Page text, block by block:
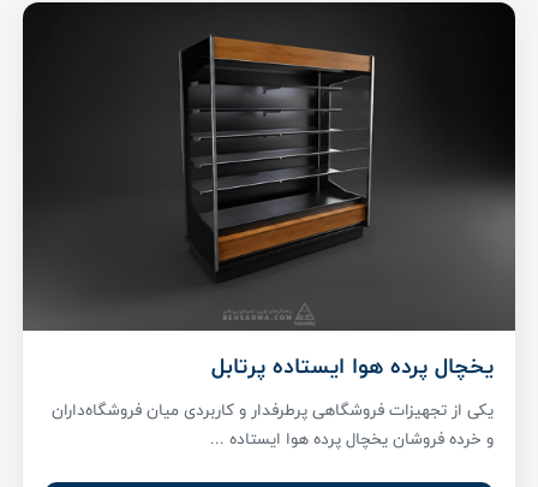
یخچال پرده هوا ایستاده پرتابل
یکی از تجهیزات فروشگاهی پرطرفدار و کاربردی میان فروشگاه‌داران
و خرده فروشان یخچال پرده هوا ایستاده ...